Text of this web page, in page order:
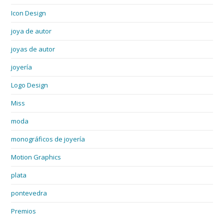
Icon Design
joya de autor
joyas de autor
joyería
Logo Design
Miss
moda
monográficos de joyería
Motion Graphics
plata
pontevedra
Premios